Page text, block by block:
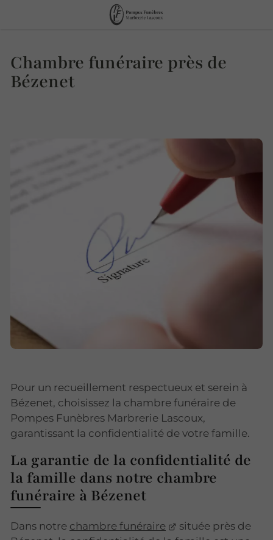
Chambre funéraire près de
Bézenet
Pour un recueillement respectueux et serein à
Bézenet, choisissez la chambre funéraire de
Pompes Funèbres Marbrerie Lascoux,
garantissant la confidentialité de votre famille.
La garantie de la confidentialité de
la famille dans notre chambre
funéraire à Bézenet
Dans notre chambre funéraire
située près de